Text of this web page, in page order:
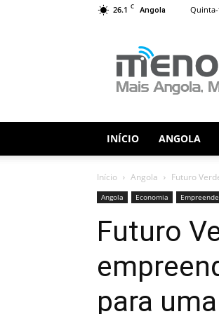
26.1 C Angola Quinta-
INÍCIO ANGOLA
Início Angola Futuro
Angola Economia
Futuro
para